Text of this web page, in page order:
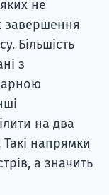
не
завершення
Більшість
з
на два
напрямки
а значить